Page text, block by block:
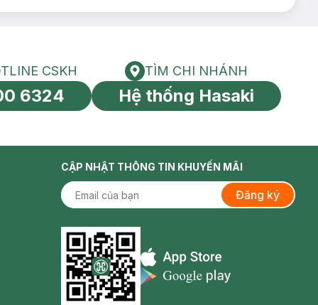
toàn cầu
HOTLINE CSKH
CSKH
6324
Tìm chi nhánh
TÌM CHI NHÁNH
Hệ thống Hasaki
CẬP NHẬT THÔNG TIN KHUYẾN MÃI
Đăng ký
Appstore icon